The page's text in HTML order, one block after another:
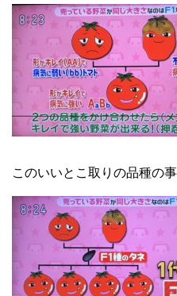
このいいとこ取りの品種の事